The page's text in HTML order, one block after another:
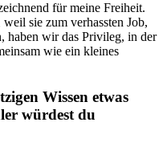
für meine Freiheit.
sie zum verhassten Job,
haben wir das Privileg, in der
wie ein kleines
Wissen etwas
würdest du